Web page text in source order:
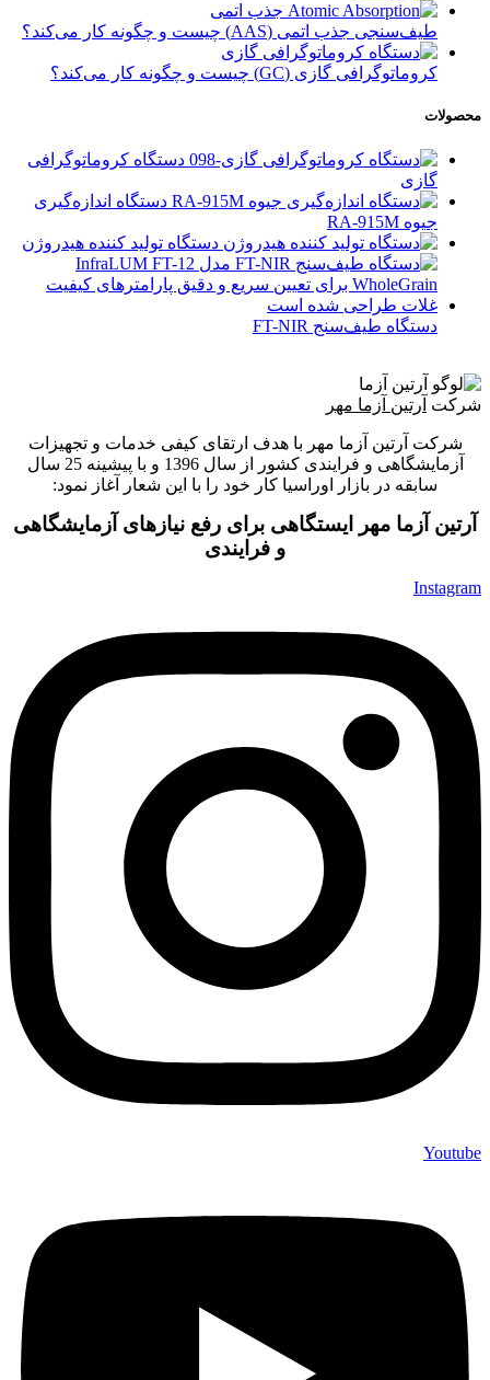
طیف‌سنجی جذب اتمی (AAS) چیست و چگونه کار می‌کند؟
کروماتوگرافی گازی (GC) چیست و چگونه کار می‌کند؟
محصولات
دستگاه کروماتوگرافی
گازی
دستگاه اندازه‌گیری
جیوه RA-915M
دستگاه تولید کننده هیدروژن
دستگاه طیف‌سنج FT-NIR
شرکت آرتین آزما مهر
شرکت آرتین آزما مهر با هدف ارتقای کیفی خدمات و تجهیزات
آزمایشگاهی و فرایندی کشور از سال 1396 و با پیشینه 25 سال
سابقه در بازار اوراسیا کار خود را با این شعار آغاز نمود:
آرتین آزما مهر ایستگاهی برای رفع نیازهای آزمایشگاهی
و فرایندی
Instagram
Youtube